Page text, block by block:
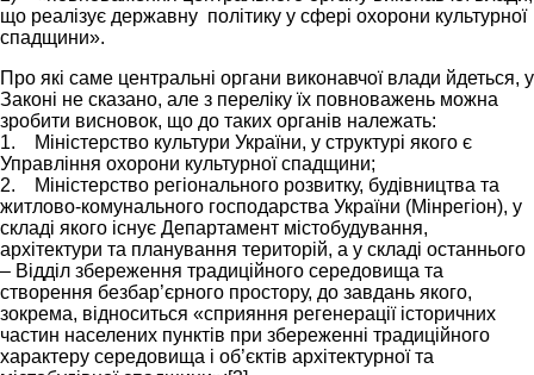
що реалізує державну політику у сфері охорони культурної
спадщини».
Про які саме центральні органи виконавчої влади йдеться, у
Законі не сказано, але з переліку їх повноважень можна
зробити висновок, що до таких органів належать:
1. Міністерство культури України, у структурі якого є
Управління охорони культурної спадщини;
2. Міністерство регіонального розвитку, будівництва та
житлово-комунального господарства України (Мінрегіон), у
складі якого існує Департамент містобудування,
архітектури та планування територій, а у складі останнього
– Відділ збереження традиційного середовища та
створення безбар’єрного простору, до завдань якого,
зокрема, відноситься «сприяння регенерації історичних
частин населених пунктів при збереженні традиційного
характеру середовища і об’єктів архітектурної та